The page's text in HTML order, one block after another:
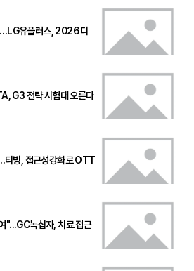
유플러스, 2026 디
G3 전략 시험대 오른다
티빙, 접근성강화로 OTT
"...GC녹십자, 치료 접근